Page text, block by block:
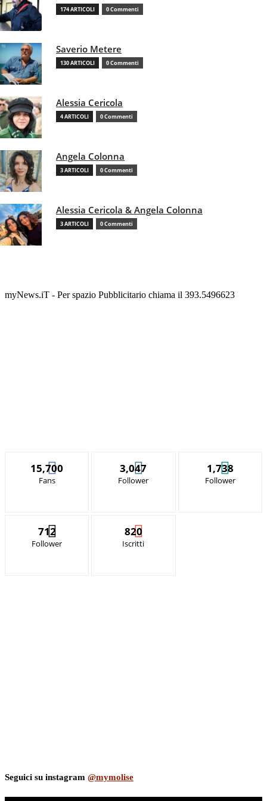
174 ARTICOLI 0 Commenti
Saverio Metere
130 ARTICOLI 0 Commenti
Alessia Cericola
4 ARTICOLI 0 Commenti
Angela Colonna
3 ARTICOLI 0 Commenti
Alessia Cericola & Angela Colonna
3 ARTICOLI 0 Commenti
myNews.iT - Per spazio Pubblicitario chiama il 393.5496623
15,700
Fans
3,047
Follower
1,738
Follower
712
Follower
820
Iscritti
Seguici su instagram @mymolise